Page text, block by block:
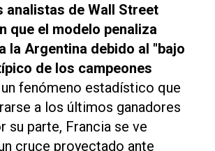
analistas de Wall Street
que el modelo penaliza
la Argentina debido al "bajo
de los campeones
un fenómeno estadístico que
a los últimos ganadores
su parte, Francia se ve
cruce proyectado ante